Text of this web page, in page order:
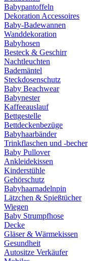
Babypantoffeln
Dekoration Accessoires
Baby-Badewannen
Wanddekoration
Babyhosen
Besteck & Geschirr
Nachtleuchten
Bademäntel
Steckdosenschutz
Baby Beachwear
Babynester
Kaffeeauslauf
Bettgestelle
Bettdeckenbezüge
Babyhaarbänder
Trinkflaschen und -becher
Baby Pullover
Ankleidekissen
Kinderstühle
Gehörschutz
Babyhaarnadelnpin
Lätzchen & Spießtücher
Wiegen
Baby Strumpfhose
Decke
Gläser & Wärmekissen
Gesundheit
Autositze Verkäufer